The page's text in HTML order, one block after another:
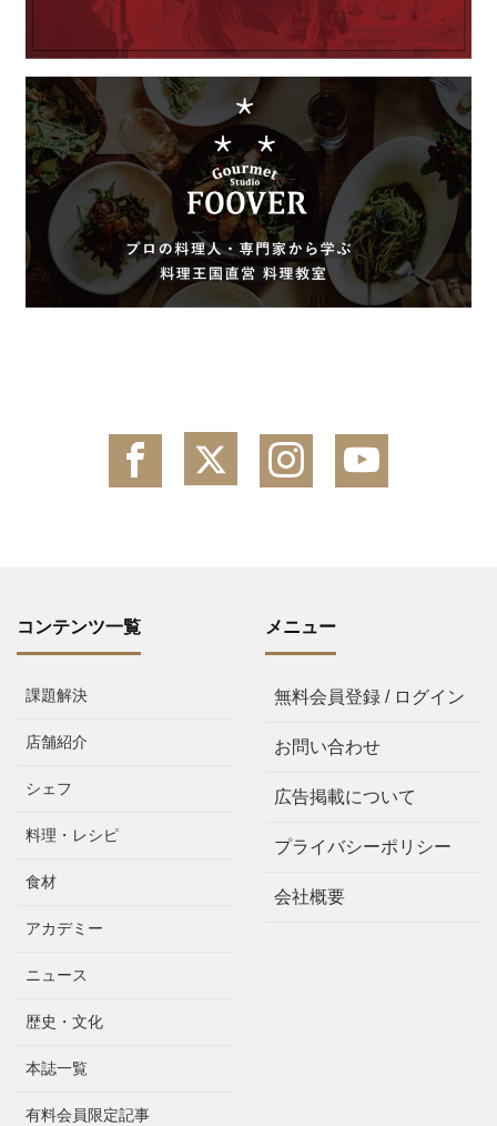
コンテンツ一覧
課題解決
店舗紹介
シェフ
料理・レシピ
食材
アカデミー
ニュース
歴史・文化
本誌一覧
有料会員限定記事
メニュー
無料会員登録 / ログイン
お問い合わせ
広告掲載について
プライバシーポリシー
会社概要